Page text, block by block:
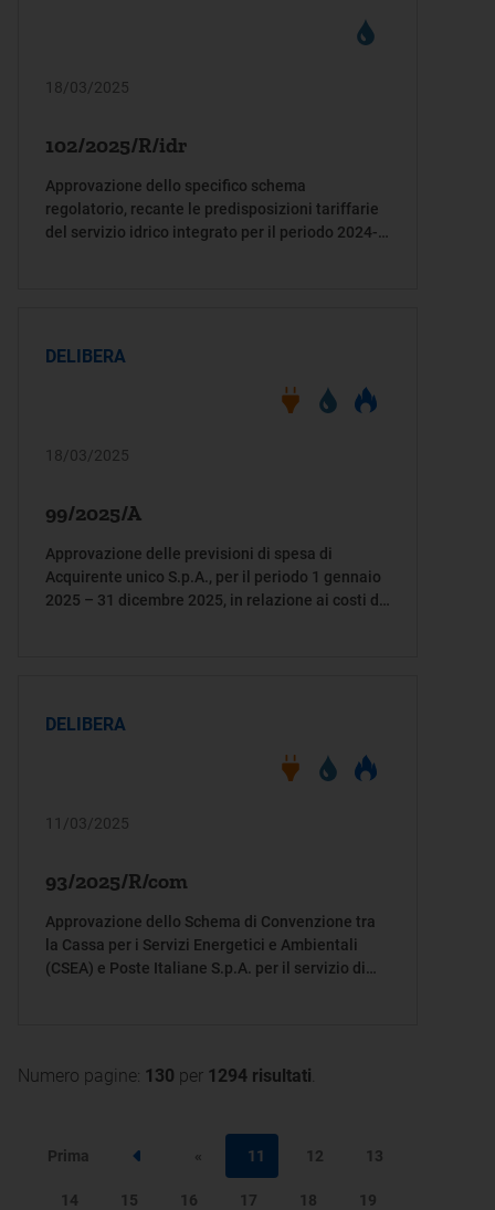
18/03/2025
102/2025/R/idr
Approvazione dello specifico schema
regolatorio, recante le predisposizioni tariffarie
del servizio idrico integrato per il periodo 2024-
DELIBERA
18/03/2025
99/2025/A
Approvazione delle previsioni di spesa di
Acquirente unico S.p.A., per il periodo 1 gennaio
2025 – 31 dicembre 2025, in relazione ai costi di
DELIBERA
11/03/2025
93/2025/R/com
Approvazione dello Schema di Convenzione tra
la Cassa per i Servizi Energetici e Ambientali
(CSEA) e Poste Italiane S.p.A. per il servizio di
Numero pagine: 130 per 1294 risultati.
Prima
Step precedente
« 11 12 13
14 15 16 17 18 19